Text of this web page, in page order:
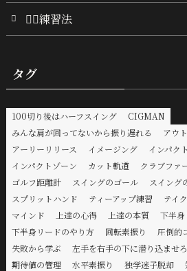
🏌️‍♂️練習法
タグ
100切り後はハーフスイング
CIGMAN
みんな肩が回ってないから振り遅れる
アウ
アーリーリリース
イメージング
インパク
インパクトゾーン
カット軌道 クラブファ
ゴルフ距離計
スイングのゴール
スイング
スプリットハンド
ティーアップ練習 テイ
マインド
上達の心得 上達の本質
下半身
下半身リードのやり方
回転素振り 圧倒的
失敗から学ぶ
左手を右手の下に潜り込ませろ
期待値の管理
水平素振り 独学迷子脱却